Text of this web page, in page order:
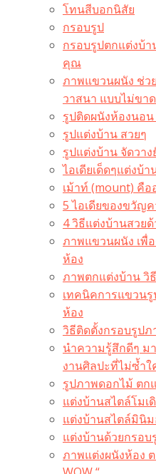
โทนสีบอกนิสัย
กรอบรูป
กรอบรูปตกแต่งบ้า
คุณ
ภาพแขวนผนัง ช่ว
วาสนา แบบไม่ขา
รูปติดผนังห้องนอน
รูปแต่งบ้าน สวยๆ
รูปแต่งบ้าน จัดวา
ไอเดียเด็ดๆแต่งบ้
เม้าท์ (mount) คือ
5 ไอเดียของขวัญ
4 วิธีแต่งบ้านสวย
ภาพแขวนผนัง เพื่
ห้อง
ภาพตกแต่งบ้าน วิ
เทคนิคการแขวน
ห้อง
วิธีติดตั้งกรอบรูป
นำความรู้สึกดีๆ ม
งานศิลปะที่ไม่ซ้ำใ
รูปภาพดอกไม้ ตก
แต่งบ้านสไตล์โมเ
แต่งบ้านสไตล์มินิ
แต่งบ้านด้วยกรอ
ภาพแต่งผนังห้อง